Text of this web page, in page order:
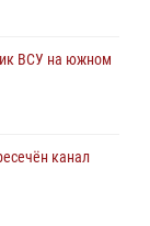
Победы»
генерала
ВСУ на южном
канал